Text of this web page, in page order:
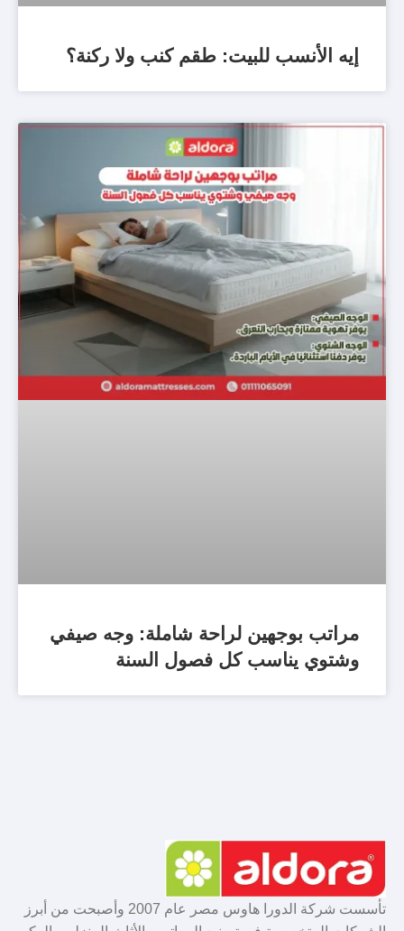
إيه الأنسب للبيت: طقم كنب ولا ركنة؟
مراتب بوجهين لراحة شاملة: وجه صيفي
وشتوي يناسب كل فصول السنة
تأسست شركة الدورا هاوس مصر عام 2007 وأصبحت من أبرز